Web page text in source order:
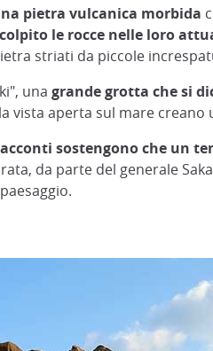
pietra vulcanica morbida
le rocce nelle loro
striati da piccole
una grande grotta che si
vista aperta sul mare
sostengono che un
da parte del generale